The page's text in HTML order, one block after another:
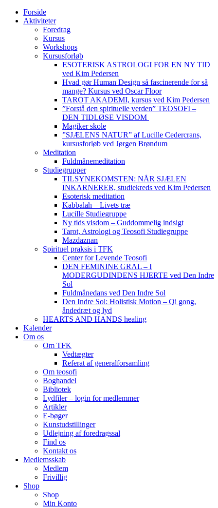
Forside
Aktiviteter
Foredrag
Kursus
Workshops
Kursusforløb
ESOTERISK ASTROLOGI FOR EN NY TID
ved Kim Pedersen
Hvad gør Human Design så fascinerende for så
mange? Kursus ved Oscar Floor
TAROT AKADEMI, kursus ved Kim Pedersen
”Forstå den spirituelle verden” TEOSOFI –
DEN TIDLØSE VISDOM
Magiker skole
”SJÆLENS NATUR” af Lucille Cedercrans,
kursusforløb ved Jørgen Brøndum
Meditation
Fuldmånemeditation
Studiegrupper
TILSYNEKOMSTEN: NÅR SJÆLEN
INKARNERER, studiekreds ved Kim Pedersen
Esoterisk meditation
Kabbalah – Livets træ
Lucille Studiegruppe
Ny tids visdom – Guddommelig indsigt
Tarot, Astrologi og Teosofi Studiegruppe
Mazdaznan
Spirituel praksis i TFK
Center for Levende Teosofi
DEN FEMININE GRAL – I
MODERGUDINDENS HJERTE ved Den Indre
Sol
Fuldmånedans ved Den Indre Sol
Den Indre Sol: Holistisk Motion – Qi gong,
åndedræt og lyd
HEARTS AND HANDS healing
Kalender
Om os
Om TFK
Vedtægter
Referat af generalforsamling
Om teosofi
Boghandel
Bibliotek
Lydfiler – login for medlemmer
Artikler
E-bøger
Kunstudstillinger
Udlejning af foredragssal
Find os
Kontakt os
Medlemsskab
Medlem
Frivillig
Shop
Shop
Min Konto